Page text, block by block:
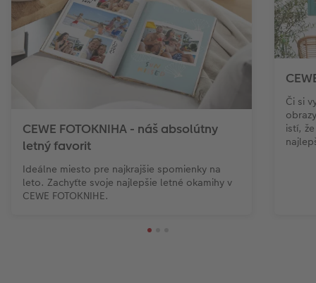
CEWE FOTOKNIHA - náš absolútny
letný favorit
Ideálne miesto pre najkrajšie spomienky na
leto. Zachyťte svoje najlepšie letné okamihy v
CEWE FOTOKNIHE.
Či si
istí,